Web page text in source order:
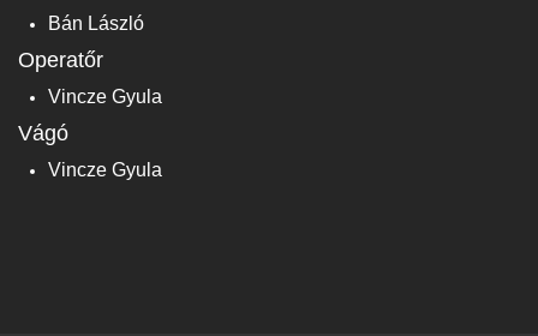
Bán László
Operatőr
Vincze Gyula
Vágó
Vincze Gyula